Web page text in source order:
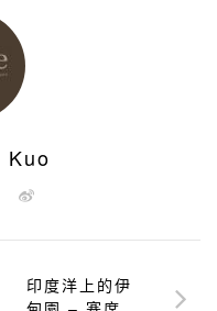
印度洋上的伊